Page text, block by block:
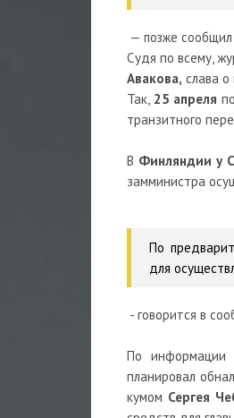
— позже сообщил
Судя по всему,
Авакова, слава
Так, 25 апреля
транзитного
В Финляндии у
замминистра
По
для
- говорится в
По информации
планировал
кумом Сергея